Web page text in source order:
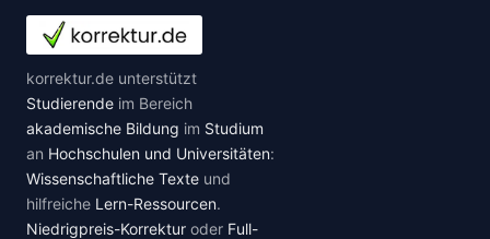
korrektur.de unterstützt
Studierende im Bereich
akademische Bildung im Studium
an Hochschulen und Universitäten:
Wissenschaftliche Texte und
hilfreiche Lern-Ressourcen.
Niedrigpreis-Korrektur oder Full-